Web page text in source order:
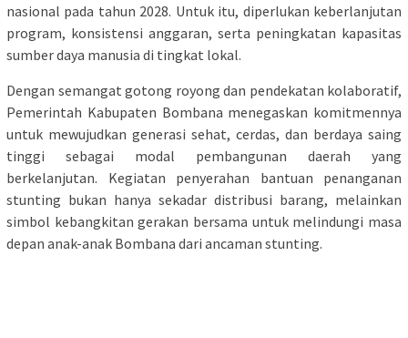
nasional pada tahun 2028. Untuk itu, diperlukan keberlanjutan
program, konsistensi anggaran, serta peningkatan kapasitas
sumber daya manusia di tingkat lokal.
Dengan semangat gotong royong dan pendekatan kolaboratif,
Pemerintah Kabupaten Bombana menegaskan komitmennya
untuk mewujudkan generasi sehat, cerdas, dan berdaya saing
tinggi sebagai modal pembangunan daerah yang
berkelanjutan. Kegiatan penyerahan bantuan penanganan
stunting bukan hanya sekadar distribusi barang, melainkan
simbol kebangkitan gerakan bersama untuk melindungi masa
depan anak-anak Bombana dari ancaman stunting.